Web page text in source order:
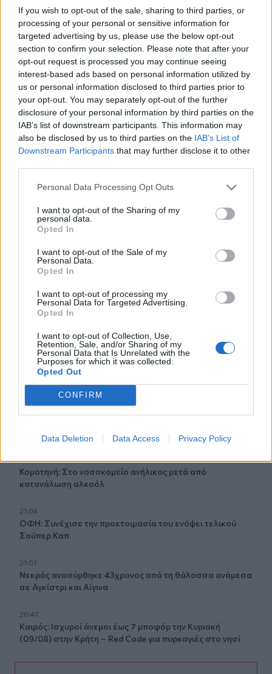
If you wish to opt-out of the sale, sharing to third parties, or
processing of your personal or sensitive information for
targeted advertising by us, please use the below opt-out
section to confirm your selection. Please note that after your
opt-out request is processed you may continue seeing
interest-based ads based on personal information utilized by
us or personal information disclosed to third parties prior to
your opt-out. You may separately opt-out of the further
disclosure of your personal information by third parties on the
IAB’s list of downstream participants. This information may
also be disclosed by us to third parties on the IAB’s List of
Downstream Participants that may further disclose it to other
Personal Data Processing Opt Outs
I want to opt-out of the Sharing of my
personal data.
Opted In
I want to opt-out of the Sale of my
Personal Data.
Opted In
I want to opt-out of processing my
Personal Data for Targeted Advertising.
Opted In
I want to opt-out of Collection, Use,
Retention, Sale, and/or Sharing of my
Personal Data that Is Unrelated with the
Purposes for which it was collected.
Opted Out
CONFIRM
Data Deletion Data Access Privacy Policy
Γιάννης Κωνσταντέλιας: Μπαμπάς για δεύτερη φορά έγινε
ο ποδοσφαιριστής του ΠΑΟΚ
22:03
Τραγωδία στην Πάρο: Για ανθρωποκτονία από αμέλεια
κατηγορούνται οι γονείς του 4χρονου και ο ιδιοκτήτης
του beach bar
21:56
Νέα διοίκηση για το Κέντρο Κρητικής Λογοτεχνίας
21:51
Μπάλος: Επίσκεψη με… ραντεβού - Τι σχεδιάζεται για την
διάσημη παραλία
Από τη Νέα Αλικαρνασσό στη Νίκαια της Γαλλίας με το
Erasmus+
Βουλγαρία: Μη επανδρωμένο αεροσκάφος συνετρίβη
Τραγωδία στην Αλεξανδρούπολη: Νεκρός άνδρας που
21:16
21:08
Κομοτηνή: Στο νοσοκομείο ανήλικος μετά από
κατανάλωση αλκοόλ
21:04
ΟΦΗ: Συνέχισε την προετοιμασία του ενόψει τελικού
Σούπερ Καπ
21:01
Νεκρός ανασύρθηκε 43χρονος από τη θάλασσα ανάμεσα
σε Αγκίστρι και Αίγινα
20:47
Καιρός: Ισχυροί άνεμοι έως 7 μποφόρ την Κυριακή
(09/08) στην Κρήτη – Red Code για πυρκαγιές στο νησί